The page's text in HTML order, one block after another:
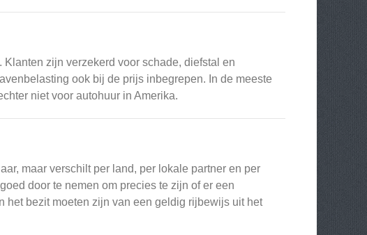
zijn verzekerd voor schade, diefstal en
ook bij de prijs inbegrepen. In de meeste
niet voor autohuur in Amerika.
maar verschilt per land, per lokale partner en per
door te nemen om precies te zijn of er een
het bezit moeten zijn van een geldig rijbewijs uit het